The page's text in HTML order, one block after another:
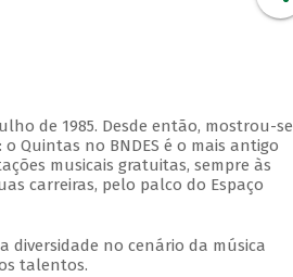
de 1985. Desde então, mostrou-se
Quintas no BNDES é o mais antigo
musicais gratuitas, sempre às
carreiras, pelo palco do Espaço
diversidade no cenário da música
talentos.